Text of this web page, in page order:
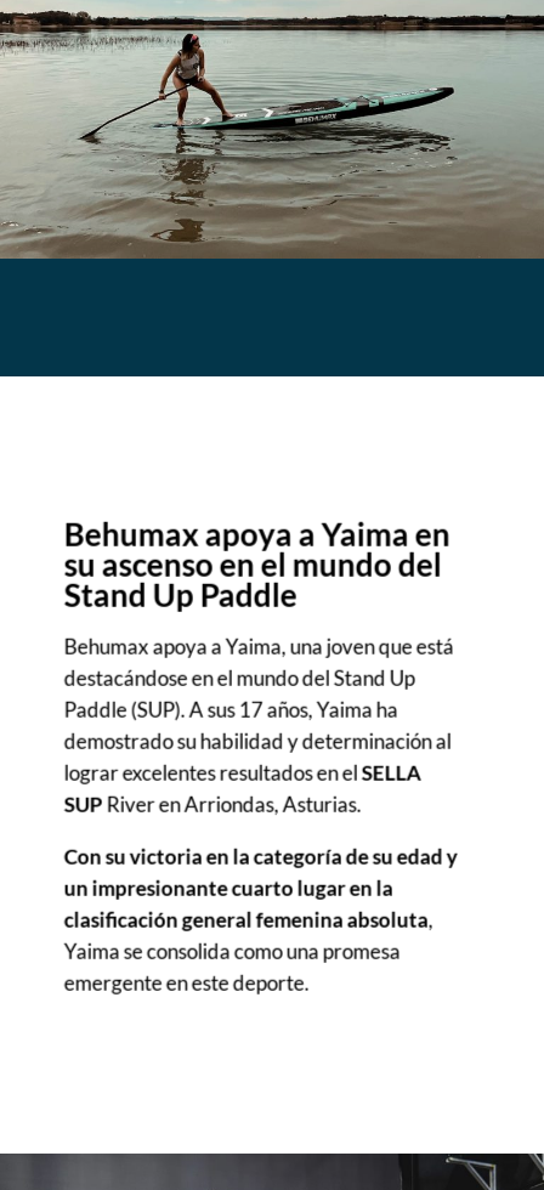
Behumax apoya a Yaima en
su ascenso en el mundo del
Stand Up Paddle
Behumax apoya a Yaima, una joven que está
destacándose en el mundo del Stand Up
Paddle (SUP). A sus 17 años, Yaima ha
demostrado su habilidad y determinación al
lograr excelentes resultados en elSELLA
SUP River en Arriondas, Asturias.
Con su victoria en la categoría de su edad y
un impresionante cuarto lugar en la
clasificación general femenina absoluta,
Yaima se consolida como una promesa
emergente en este deporte.